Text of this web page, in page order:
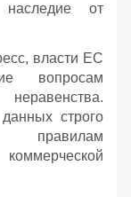
наследие от
власти ЕС
вопросам
строго
правилам